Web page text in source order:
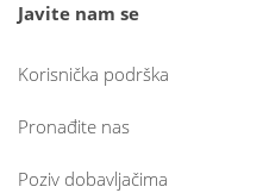
Javite nam se
Korisnička podrška
Pronađite nas
Poziv dobavljačima